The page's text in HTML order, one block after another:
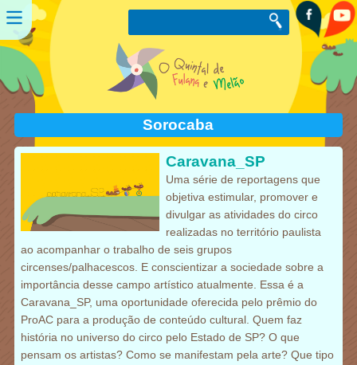
Sorocaba
Caravana_SP
Uma série de reportagens que
objetiva estimular, promover e
divulgar as atividades do circo
realizadas no território paulista
ao acompanhar o trabalho de seis grupos
circenses/palhacescos. E conscientizar a sociedade sobre a
importância desse campo artístico atualmente. Essa é a
Caravana_SP, uma oportunidade oferecida pelo prêmio do
ProAC para a produção de conteúdo cultural. Quem faz
história no universo do circo pelo Estado de SP? O que
pensam os artistas? Como se manifestam pela arte? Que tipo